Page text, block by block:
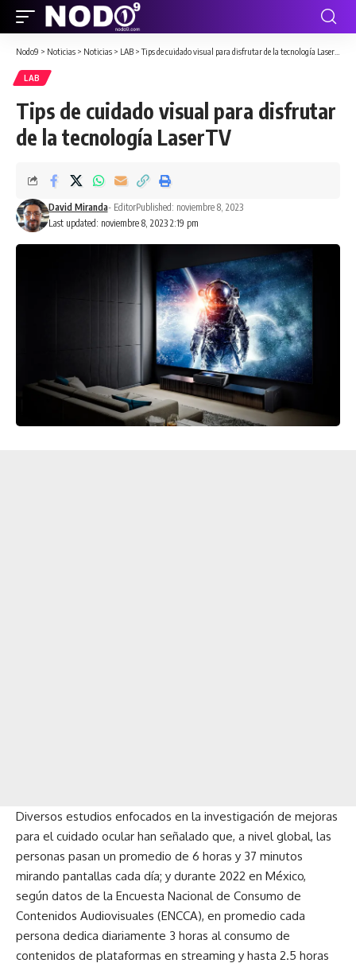
Nodo9 > Noticias > Noticias > LAB >Tips de cuidado visual para disfrutar de la tecnología LaserTV
LAB
Tips de cuidado visual para disfrutar
de la tecnología LaserTV
Last updated: noviembre 8, 2023 2:19 pm
David Miranda- EditorPublished: noviembre 8, 2023
Diversos estudios enfocados en la investigación de mejoras
para el cuidado ocular han señalado que, a nivel global, las
personas pasan un promedio de 6 horas y 37 minutos
mirando pantallas cada día; y durante 2022 en México,
según datos de la Encuesta Nacional de Consumo de
Contenidos Audiovisuales (ENCCA), en promedio cada
persona dedica diariamente 3 horas al consumo de
contenidos de plataformas en streaming y hasta 2.5 horas